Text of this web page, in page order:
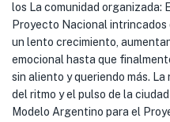
los La comunidad organizada:
Proyecto Nacional
un lento crecimiento,
emocional hasta que
sin aliento y queriendo más.
del ritmo y el pulso de la
Modelo Argentino para el